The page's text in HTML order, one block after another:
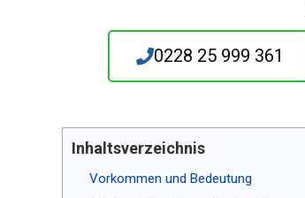
0228 25 999 361
Inhaltsverzeichnis
Vorkommen und Bedeutung